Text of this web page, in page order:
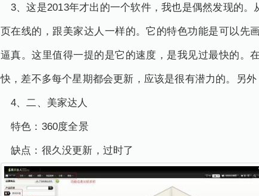
3、这是2013年才出的一个软件，我也是偶然发现的
页在线的，跟美家达人一样的。它的特色功能是可以先
逼真。这里值得一提的是它的速度，是我见过最快的。
快，差不多每个星期都会更新，应该是很有潜力的。另
4、二、美家达人
特色：360度全景
缺点：很久没更新，过时了